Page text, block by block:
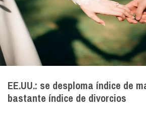
EE.UU.: se desploma índice de
bastante índice de divorcios